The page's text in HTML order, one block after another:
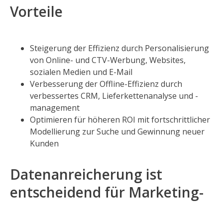
Vorteile
Steigerung der Effizienz durch Personalisierung
von Online- und CTV-Werbung, Websites,
sozialen Medien und E-Mail
Verbesserung der Offline-Effizienz durch
verbessertes CRM, Lieferkettenanalyse und -
management
Optimieren für höheren ROI mit fortschrittlicher
Modellierung zur Suche und Gewinnung neuer
Kunden
Datenanreicherung ist
entscheidend für Marketing-